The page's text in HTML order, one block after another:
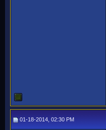
01-18-2014, 02:30 PM